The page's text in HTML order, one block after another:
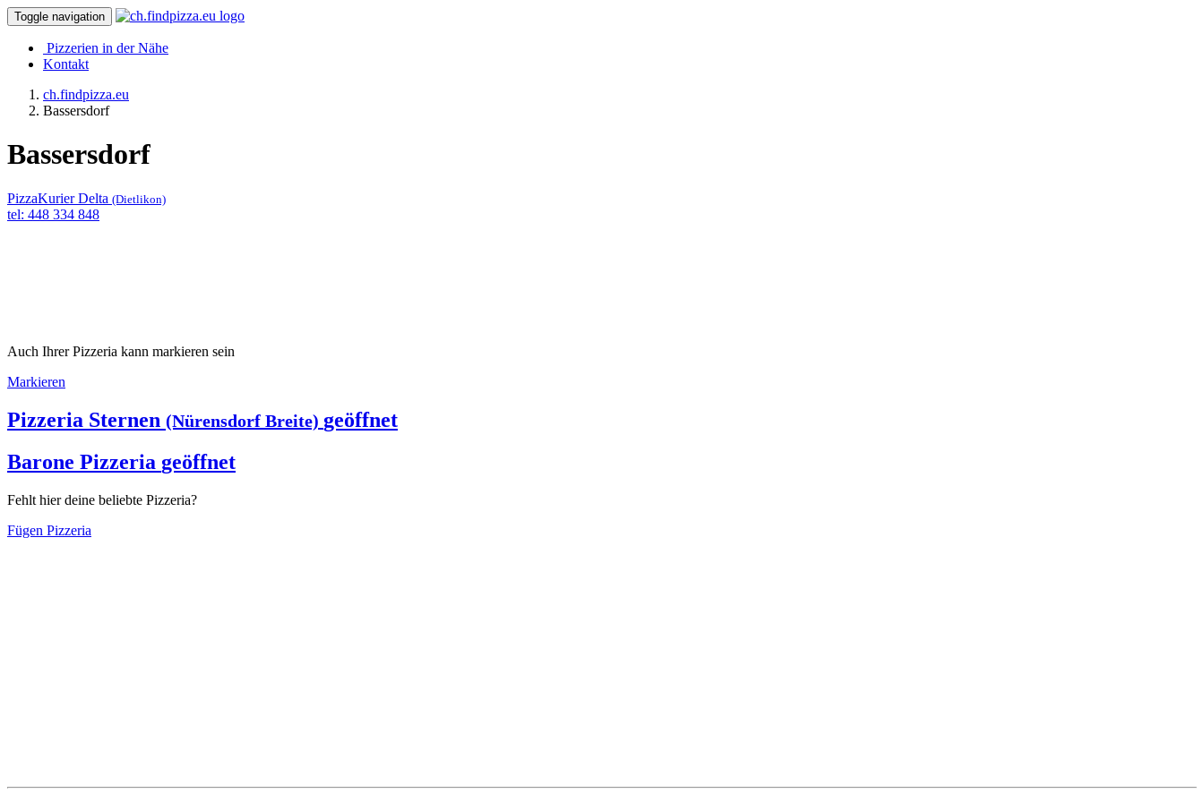
Toggle navigation
Pizzerien in der Nähe
Kontakt
ch.findpizza.eu
Bassersdorf
Bassersdorf
PizzaKurier Delta (Dietlikon)
tel: 448 334 848
Auch Ihrer Pizzeria kann markieren sein
Markieren
Pizzeria Sternen (Nürensdorf Breite) geöffnet
Barone Pizzeria geöffnet
Fehlt hier deine beliebte Pizzeria?
Fügen Pizzeria